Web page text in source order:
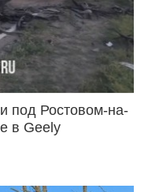
под Ростовом-на-
в Geely